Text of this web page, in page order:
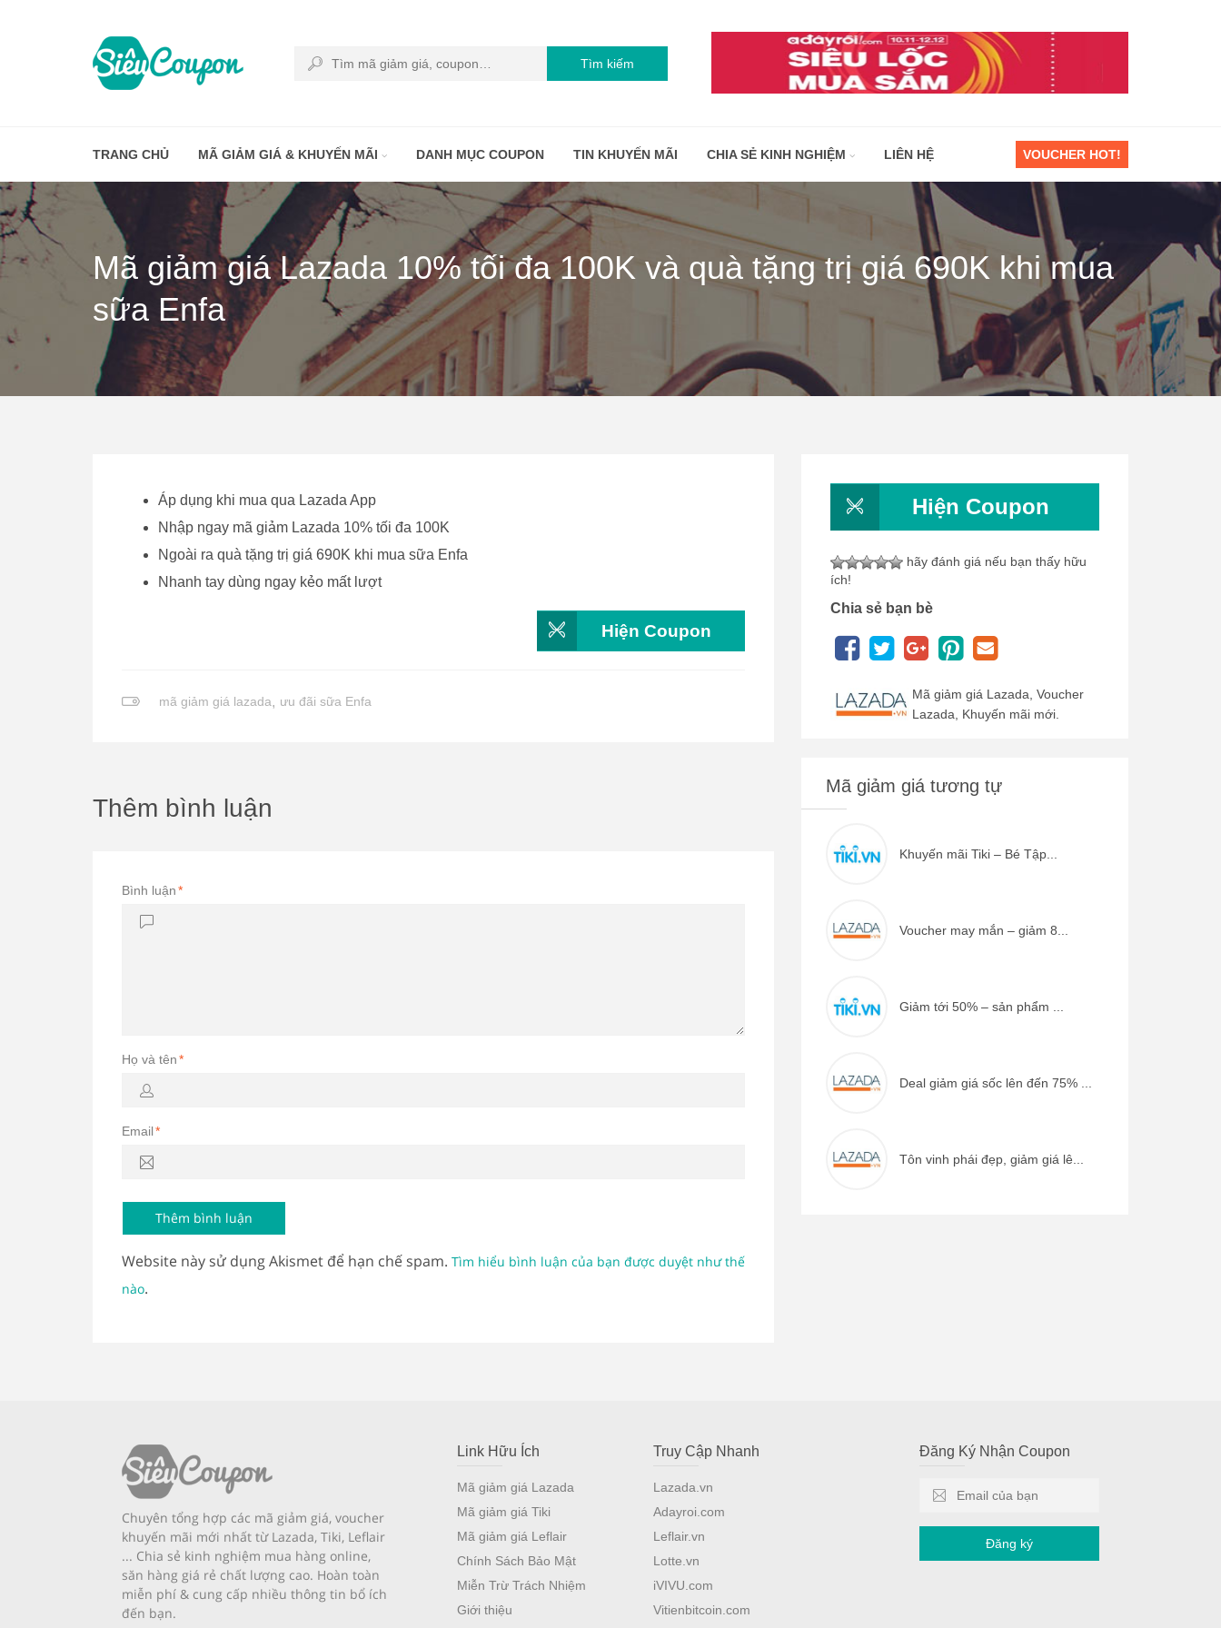
Tìm kiếm
TRANG CHỦ MÃ GIẢM GIÁ & KHUYẾN MÃI DANH MỤC COUPON TIN KHUYẾN MÃI CHIA SẺ KINH NGHIỆM LIÊN HỆ VOUCHER HOT!
Mã giảm giá Lazada 10% tối đa 100K và quà tặng trị giá 690K khi mua
sữa Enfa
Áp dụng khi mua qua Lazada App
Nhập ngay mã giảm Lazada 10% tối đa 100K
Ngoài ra quà tặng trị giá 690K khi mua sữa Enfa
Nhanh tay dùng ngay kẻo mất lượt
Hiện Coupon
mã giảm giá lazada, ưu đãi sữa Enfa
Thêm bình luận
Bình luận*
Họ và tên*
Email*
Website này sử dụng Akismet để hạn chế spam. Tìm hiểu bình luận của bạn được duyệt như thế
nào.
Hiện Coupon
hãy đánh giá nếu bạn thấy hữu
ích!
Chia sẻ bạn bè
Mã giảm giá Lazada, Voucher
Lazada, Khuyến mãi mới.
Mã giảm giá tương tự
Khuyến mãi Tiki – Bé Tập...
Voucher may mắn – giảm 8...
Giảm tới 50% – sản phẩm ...
Deal giảm giá sốc lên đến 75% ...
Tôn vinh phái đẹp, giảm giá lê...
Chuyên tổng hợp các mã giảm giá, voucher
khuyến mãi mới nhất từ Lazada, Tiki, Leflair
... Chia sẻ kinh nghiệm mua hàng online,
săn hàng giá rẻ chất lượng cao. Hoàn toàn
miễn phí & cung cấp nhiều thông tin bổ ích
đến bạn.
Link Hữu Ích
Mã giảm giá Lazada
Mã giảm giá Tiki
Mã giảm giá Leflair
Chính Sách Bảo Mật
Miễn Trừ Trách Nhiệm
Giới thiệu
Truy Cập Nhanh
Lazada.vn
Adayroi.com
Leflair.vn
Lotte.vn
iVIVU.com
Vitienbitcoin.com
Đăng Ký Nhận Coupon
Đăng ký